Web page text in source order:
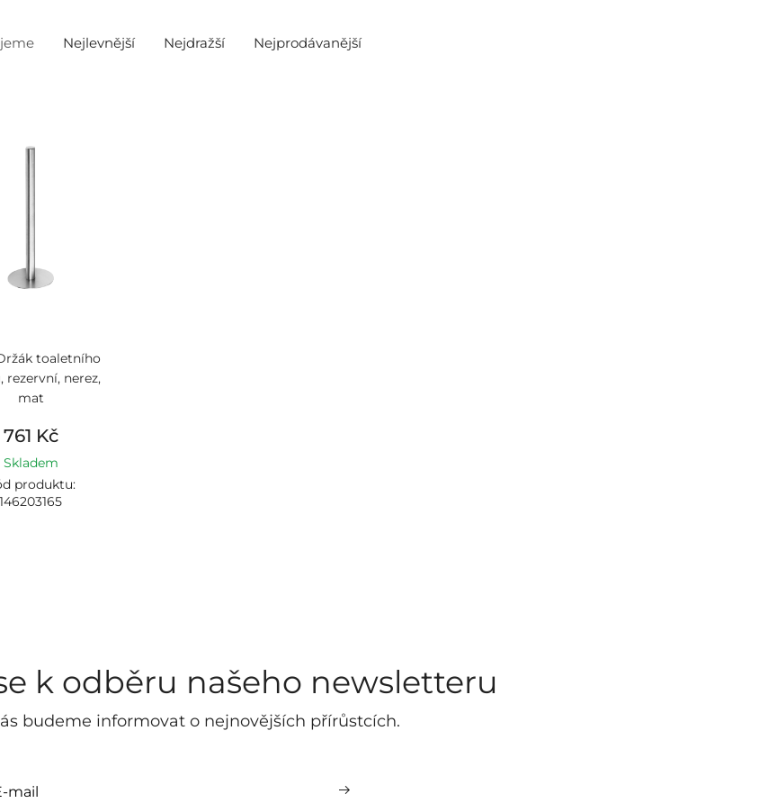
Nejlevnější Nejdražší Nejprodávanější
toaletního
rezervní, nerez,
mat
761 Kč
Skladem
produktu:
146203165
k odběru našeho newsletteru
budeme informovat o nejnovějších přírůstcích.